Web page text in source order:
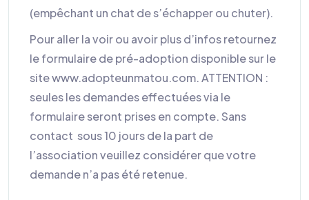
(empêchant un chat de s’échapper ou chuter).
Pour aller la voir ou avoir plus d’infos retournez
le formulaire de pré-adoption disponible sur le
site www.adopteunmatou.com. ATTENTION :
seules les demandes effectuées via le
formulaire seront prises en compte. Sans
contact sous 10 jours de la part de
l’association veuillez considérer que votre
demande n’a pas été retenue.